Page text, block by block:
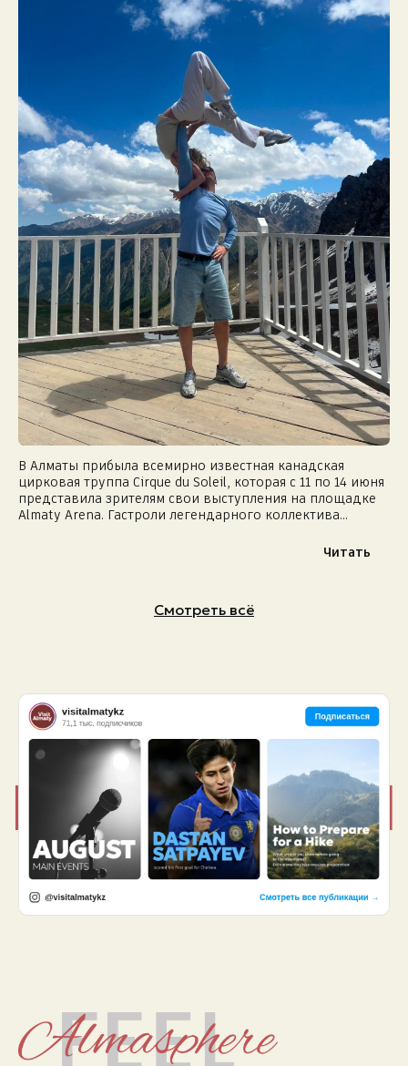
В Алматы прибыла всемирно известная канадская
цирковая труппа Cirque du Soleil, которая с 11 по 14 июня
представила зрителям свои выступления на площадке
Almaty Arena. Гастроли легендарного коллектива
Читать
Смотреть всё